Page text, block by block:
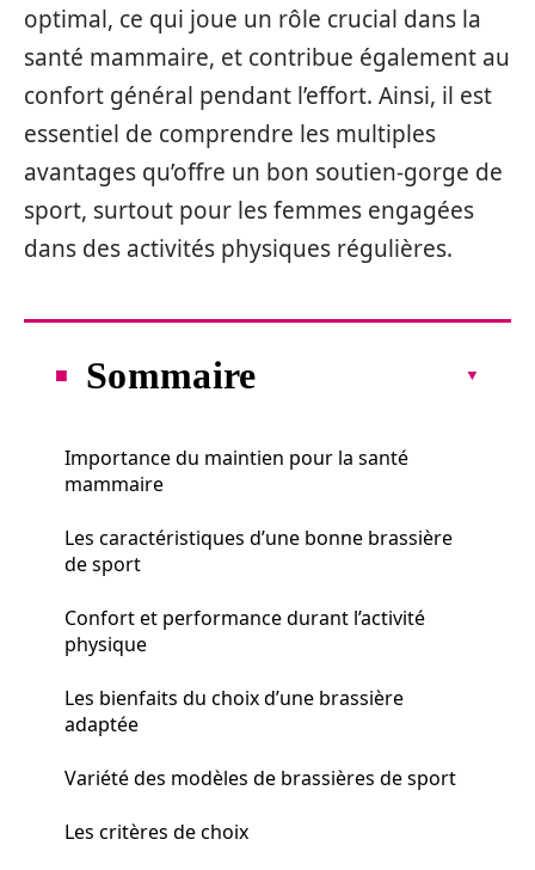
optimal, ce qui joue un rôle crucial dans la
santé mammaire, et contribue également au
confort général pendant l’effort. Ainsi, il est
essentiel de comprendre les multiples
avantages qu’offre un bon soutien-gorge de
sport, surtout pour les femmes engagées
dans des activités physiques régulières.
Sommaire
Importance du maintien pour la santé
mammaire
Les caractéristiques d’une bonne brassière
de sport
Confort et performance durant l’activité
physique
Les bienfaits du choix d’une brassière
adaptée
Variété des modèles de brassières de sport
Les critères de choix